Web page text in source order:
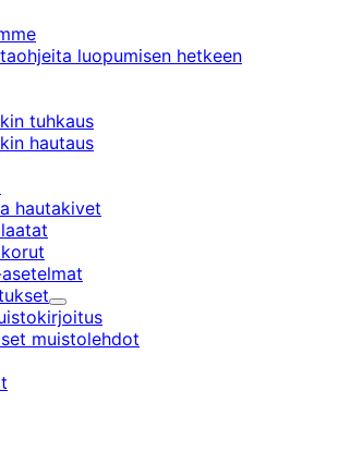
luopumisen hetkeen
tuhkaus
hautaus
hautakivet
Alavalikko
muistolehdot